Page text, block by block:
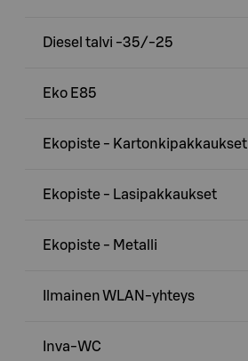
Diesel talvi -35/-25
Eko E85
Ekopiste - Kartonkipakkaukset
Ekopiste - Lasipakkaukset
Ekopiste - Metalli
Ilmainen WLAN-yhteys
Inva-WC